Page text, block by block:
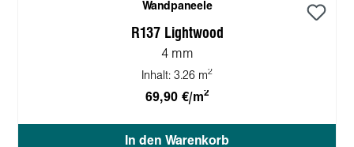
Wandpaneele
R137 Lightwood
4 mm
Inhalt: 3.26 m2
69,90 €/m2
In den Warenkorb